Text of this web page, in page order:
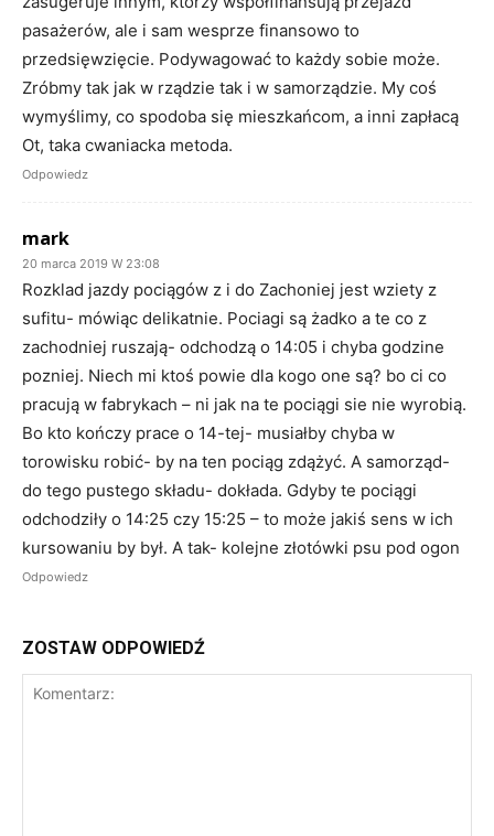
pasażerów, ale i sam wesprze finansowo to
przedsięwzięcie. Podywagować to każdy sobie może.
Zróbmy tak jak w rządzie tak i w samorządzie. My coś
wymyślimy, co spodoba się mieszkańcom, a inni zapłacą
Ot, taka cwaniacka metoda.
Odpowiedz
mark
20 marca 2019 W 23:08
Rozklad jazdy pociągów z i do Zachoniej jest wziety z
sufitu- mówiąc delikatnie. Pociagi są żadko a te co z
zachodniej ruszają- odchodzą o 14:05 i chyba godzine
pozniej. Niech mi ktoś powie dla kogo one są? bo ci co
pracują w fabrykach – ni jak na te pociągi sie nie wyrobią.
Bo kto kończy prace o 14-tej- musiałby chyba w
torowisku robić- by na ten pociąg zdążyć. A samorząd-
do tego pustego składu- dokłada. Gdyby te pociągi
odchodziły o 14:25 czy 15:25 – to może jakiś sens w ich
kursowaniu by był. A tak- kolejne złotówki psu pod ogon
Odpowiedz
ZOSTAW ODPOWIEDŹ